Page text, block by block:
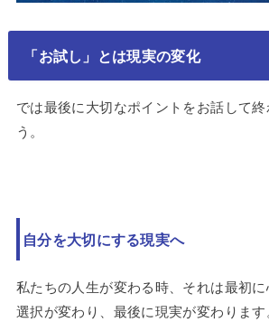
「お試し」とは現実の変化
では最後に大切なポイントをお話して終
う。
自分を大切にする現実へ
私たちの人生が変わる時、それは最初
選択が変わり、最後に現実が変わります